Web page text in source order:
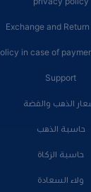
Exchange and
in case of
Support
الذهب والفضة
حاسبة الذهب
حاسبة الزكاة
ولاء السعادة